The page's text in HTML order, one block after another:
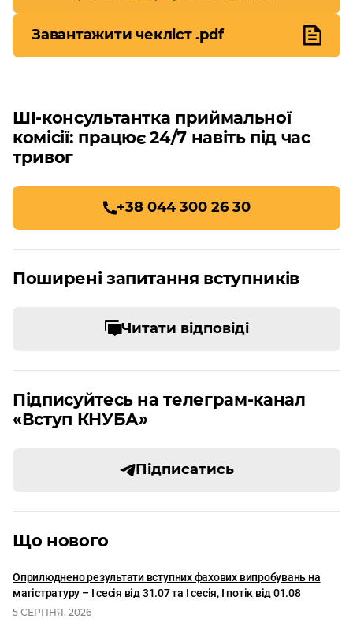
Завантажити чекліст .pdf
ШІ-консультантка приймальної
комісії: працює 24/7 навіть під час
тривог
+38 044 300 26 30
Поширені запитання вступників
Читати відповіді
Підписуйтесь на телеграм-канал
«Вступ КНУБА»
Підписатись
Що нового
Оприлюднено результати вступних фахових випробувань на
магістратуру – І сесія від 31.07 та І сесія, I потік від 01.08
5 СЕРПНЯ, 2026